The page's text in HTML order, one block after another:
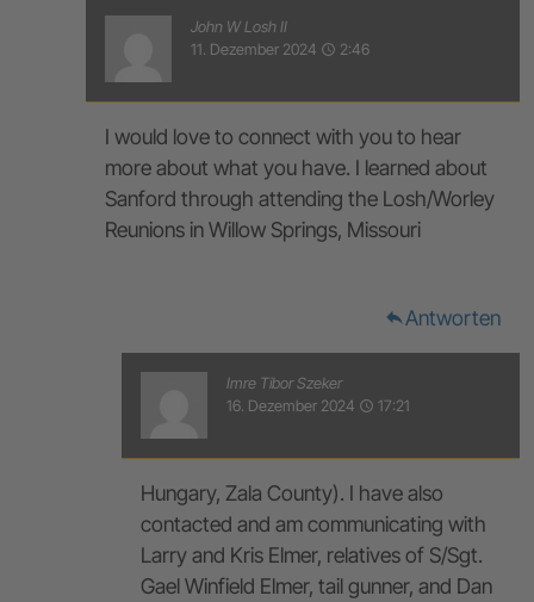
John W Losh II
11. Dezember 2024 access_time 2:46
I would love to connect with you to hear
more about what you have. I learned about
Sanford through attending the Losh/Worley
Reunions in Willow Springs, Missouri
replyAntworten
Imre Tibor Szeker
16. Dezember 2024 access_time 17:21
Hungary, Zala County). I have also
contacted and am communicating with
Larry and Kris Elmer, relatives of S/Sgt.
Gael Winfield Elmer, tail gunner, and Dan